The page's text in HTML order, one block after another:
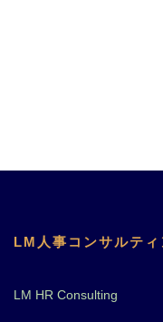
LM人事コンサルティ
LM HR Consulting